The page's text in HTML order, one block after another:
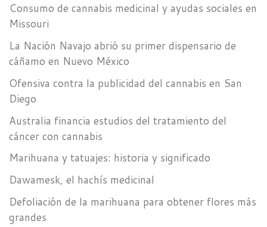
Consumo de cannabis medicinal y ayudas sociales en
Missouri
La Nación Navajo abrió su primer dispensario de
cáñamo en Nuevo México
Ofensiva contra la publicidad del cannabis en San
Diego
Australia financia estudios del tratamiento del
cáncer con cannabis
Marihuana y tatuajes: historia y significado
Dawamesk, el hachís medicinal
Defoliación de la marihuana para obtener flores más
grandes